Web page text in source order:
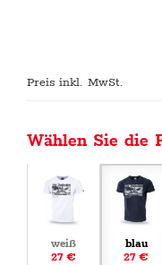
Preis inkl. MwSt.
Wählen Sie die
weiß
27 €
blau
27 €